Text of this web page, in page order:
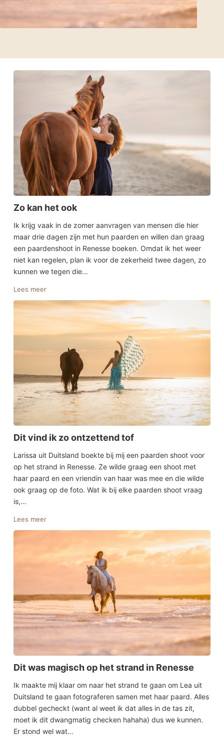
Zo kan het ook
Ik krijg vaak in de zomer aanvragen van mensen die hier
maar drie dagen zijn met hun paarden en willen dan graag
een paardenshoot in Renesse boeken. Omdat ik het weer
niet kan regelen, plan ik voor de zekerheid twee dagen, zo
kunnen we tegen die…
Lees meer
Dit vind ik zo ontzettend tof
Larissa uit Duitsland boekte bij mij een paarden shoot voor
op het strand in Renesse. Ze wilde graag een shoot met
haar paard en een vriendin van haar was mee en die wilde
ook graag op de foto. Wat ik bij elke paarden shoot vraag
is,…
Lees meer
Dit was magisch op het strand in Renesse
Ik maakte mij klaar om naar het strand te gaan om Lea uit
Duitsland te gaan fotograferen samen met haar paard. Alles
dubbel gecheckt (want al weet ik dat alles in de tas zit,
moet ik dit dwangmatig checken hahaha) dus we kunnen.
Er stond wel wat…